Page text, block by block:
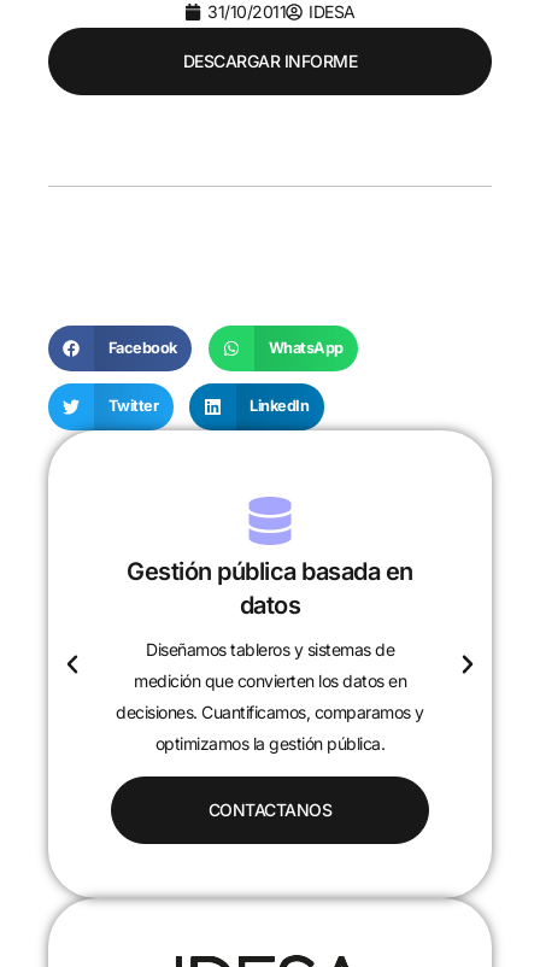
31/10/2011 IDESA
DESCARGAR INFORME
Facebook WhatsApp
Twitter LinkedIn
Gestión pública basada en
datos
Diseñamos tableros y sistemas de
medición que convierten los datos en
decisiones. Cuantificamos, comparamos y
optimizamos la gestión pública.
CONTACTANOS